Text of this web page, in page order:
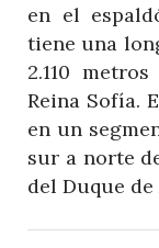
en el
tiene una
2.110
Reina Sofía.
en un
sur a norte
del Duque de